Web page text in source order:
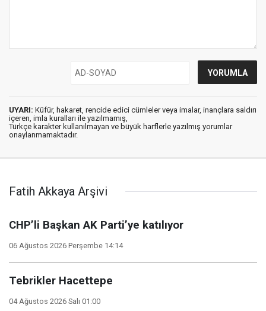
UYARI: Küfür, hakaret, rencide edici cümleler veya imalar, inançlara saldırı
içeren, imla kuralları ile yazılmamış,
Türkçe karakter kullanılmayan ve büyük harflerle yazılmış yorumlar
onaylanmamaktadır.
Fatih Akkaya Arşivi
CHP’li Başkan AK Parti’ye katılıyor
06 Ağustos 2026 Perşembe 14:14
Tebrikler Hacettepe
04 Ağustos 2026 Salı 01:00